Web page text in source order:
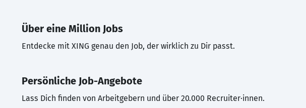
Über eine Million Jobs
Entdecke mit XING genau den Job, der wirklich zu Dir passt.
Persönliche Job-Angebote
Lass Dich finden von Arbeitgebern und über 20.000 Recruiter·innen.